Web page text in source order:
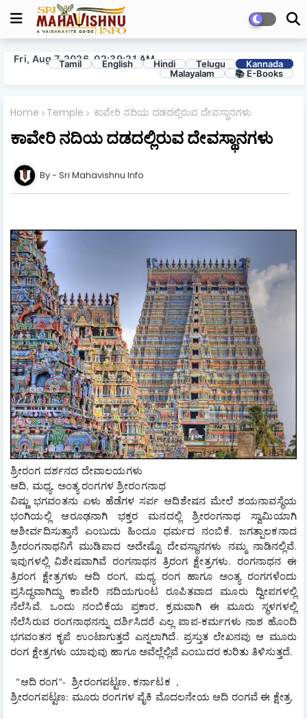
Fri, Aug 7, 2026, 02:39:22 AM
Tamil English Hindi Telugu
Kannada
Malayalam
📚 E-Books
Home Temple ಕಾವೇರಿ ನದಿಯ ದಡದಲ್ಲಿರುವ ದೇವಸ್ಥಾನಗಳು
ಕಾವೇರಿ ನದಿಯ ದಡದಲ್ಲಿರುವ ದೇವಸ್ಥಾನಗಳು
Sri Mahavishnu Info
ಶ್ರೀರಂಗ ದರ್ಶನದ ದೇವಾಲಯಗಳು
ಆದಿ, ಮಧ್ಯ, ಅಂತ್ಯ ರಂಗಗಳ ಶ್ರೀರಂಗನಾಥ
ವಿಷ್ಣು ಭಗವಂತನು ಏಳು ಹೆಡೆಗಳ ಸರ್ಪ ಆದಿಶೇಷನ ಮೇಲೆ ಶಯನಾವಸ್ಥೆಯ
ಭಂಗಿಯಲ್ಲಿ ಆರೂಢನಾಗಿ ಭಕ್ತರ ಮನದಲ್ಲಿ ಶ್ರೀರಂಗನಾಥ ಸ್ವಾಮಿಯಾಗಿ
ಆಶೀರ್ವದಿಸುತ್ತಾನೆ ಎಂಬುದು ಹಿಂದೂ ಧರ್ಮದ ನಂಬಿಕೆ. ಜಗತ್ಪಾಲಕನಾದ
ಶ್ರೀರಂಗನಾಥನಿಗೆ ಮುಡಿಪಾದ ಅದೇಷ್ಟೊ ದೇವಸ್ಥಾನಗಳು ನಮ್ಮ ನಾಡಿನಲ್ಲಿವೆ.
ಇವುಗಳಲ್ಲಿ ವಿಶೇಷವಾಗಿವೆ ರಂಗನಾಥನ ತ್ರಿರಂಗ ಕ್ಷೇತ್ರಗಳು. ರಂಗನಾಥನ ಈ
ತ್ರಿರಂಗ ಕ್ಷೇತ್ರಗಳು ಆದಿ ರಂಗ, ಮಧ್ಯ ರಂಗ ಹಾಗೂ ಅಂತ್ಯ ರಂಗಗಳೆಂದು
ಪ್ರಸಿದ್ಧವಾಗಿದ್ದು ಕಾವೇರಿ ನದಿಯಗುಂಟ ರೂಪಿತವಾದ ಮೂರು ದ್ವೀಪಗಳಲ್ಲಿ
ನೆಲೆಸಿವೆ. ಒಂದು ನಂಬಿಕೆಯ ಪ್ರಕಾರ, ಕ್ರಮವಾಗಿ ಈ ಮೂರು ಸ್ಥಳಗಳಲ್ಲಿ
ನೆಲೆಸಿರುವ ರಂಗನಾಥನನ್ನು ದರ್ಶಿಸಿದರೆ ಎಲ್ಲ ಪಾಪ-ಕರ್ಮಗಳು ನಾಶ ಹೊಂದಿ
ಭಗವಂತನ ಕೃಪೆ ಉಂಟಾಗುತ್ತದೆ ಎನ್ನಲಾಗಿದೆ. ಪ್ರಸ್ತುತ ಲೇಖನವು ಆ ಮೂರು
ರಂಗ ಕ್ಷೇತ್ರಗಳು ಯಾವುವು ಹಾಗೂ ಅವೆಲ್ಲೆಲ್ಲಿವೆ ಎಂಬುದರ ಕುರಿತು ತಿಳಿಸುತ್ತದೆ.
  "ಆದಿ ರಂಗ"-  ಶ್ರೀರಂಗಪಟ್ಟಣ, ಕರ್ನಾಟಕ  ,
ಶ್ರೀರಂಗಪಟ್ಟಣ: ಮೂರು ರಂಗಗಳ ಪೈಕಿ ಮೊದಲನೇಯ ಆದಿ ರಂಗವೆ ಈ ಕ್ಷೇತ್ರ.